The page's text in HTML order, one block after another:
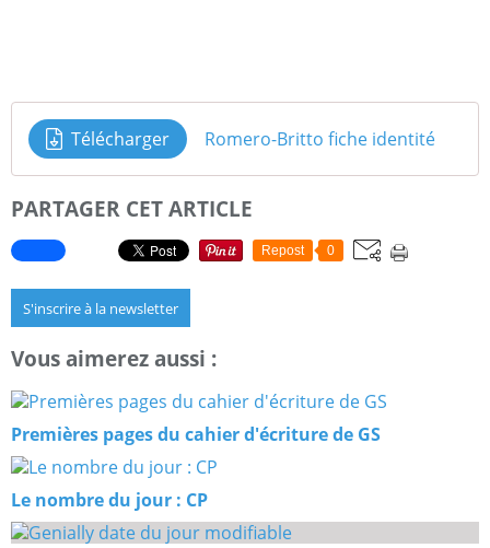
Télécharger Romero-Britto fiche identité
PARTAGER CET ARTICLE
Repost 0
S'inscrire à la newsletter
Vous aimerez aussi :
Premières pages du cahier d'écriture de GS
Le nombre du jour : CP